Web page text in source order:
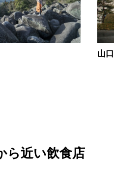
山
ら近い飲食店